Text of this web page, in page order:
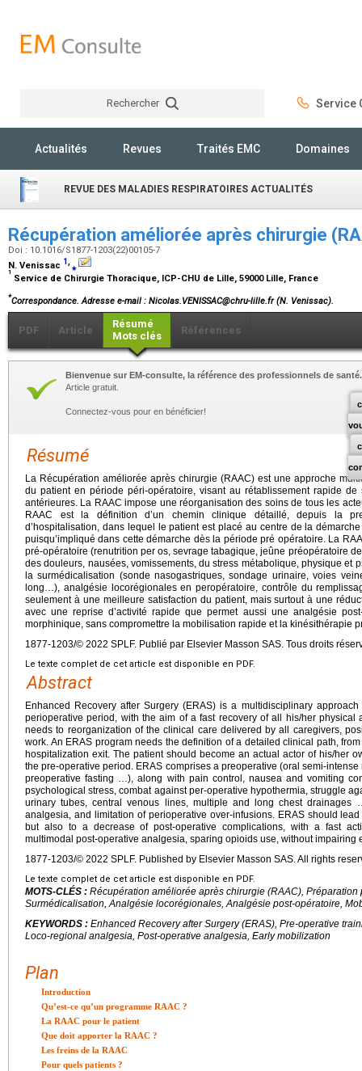
Rechercher Service
Actualités Revues Traités EMC Domaines
REVUE DES MALADIES RESPIRATOIRES ACTUALITÉS
Récupération améliorée après chirurgie
Doi : 10.1016/S1877-1203(22)00105-7
N. Venissac 1,⁎
1
Service de Chirurgie Thoracique, ICP-CHU de Lille, 59000 Lille, France
*Correspondance.Adresse e-mail : Nicolas.VENISSAC@chru-lille.fr (N. Venissac).
PDF Article
Résumé
Mots clés
Références
Bienvenue sur EM-consulte, la référence des professionnels de santé.
Article gratuit.
Connectez-vous pour en bénéficier!
Résumé
La Récupération améliorée après chirurgie (RAAC) est une approche
du patient en période péri-opératoire, visant au rétablissement rapide
antérieures. La RAAC impose une réorganisation des soins de tous les
RAAC est la définition d’un chemin clinique détaillé, depuis la
d’hospitalisation, dans lequel le patient est placé au centre de la
puisqu’impliqué dans cette démarche dès la période pré opératoire. La
pré-opératoire (renutrition per os, sevrage tabagique, jeûne préopératoire
des douleurs, nausées, vomissements, du stress métabolique, physique et
la surmédicalisation (sonde nasogastriques, sondage urinaire, voies
long…), analgésie locorégionales en peropératoire, contrôle du
seulement à une meilleure satisfaction du patient, mais surtout à une
avec une reprise d’activité rapide que permet aussi une analgésie
morphinique, sans compromettre la mobilisation rapide et la kinésithérapie
1877-1203/© 2022 SPLF. Publié par Elsevier Masson SAS. Tous droits
Le texte complet de cet article est disponible en PDF.
Abstract
Enhanced Recovery after Surgery (ERAS) is a multidisciplinary
perioperative period, with the aim of a fast recovery of all his/her physical
needs to reorganization of the clinical care delivered by all caregivers,
work. An ERAS program needs the definition of a detailed clinical path,
hospitalization exit. The patient should become an actual actor of his/her
the pre-operative period. ERAS comprises a preoperative (oral semi-
preoperative fasting …), along with pain control, nausea and vomiting
psychological stress, combat against per-operative hypothermia, struggle
urinary tubes, central venous lines, multiple and long chest drainages
analgesia, and limitation of perioperative over-infusions. ERAS should
but also to a decrease of post-operative complications, with a fast
multimodal post-operative analgesia, sparing opioids use, without impairing
1877-1203/© 2022 SPLF. Published by Elsevier Masson SAS. All rights
Le texte complet de cet article est disponible en PDF.
MOTS-CLÉS : Récupération améliorée après chirurgie (RAAC),
Surmédicalisation, Analgésie locorégionales, Analgésie post-opératoire,
KEYWORDS : Enhanced Recovery after Surgery (ERAS), Pre-operative
Loco-regional analgesia, Post-operative analgesia, Early mobilization
Plan
Introduction
Qu’est-ce qu’un programme RAAC ?
La RAAC pour le patient
Que doit apporter la RAAC ?
Les freins de la RAAC
Pour quels patients ?